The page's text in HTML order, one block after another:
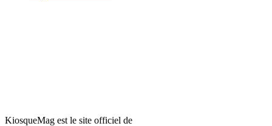
KiosqueMag est le site officiel de